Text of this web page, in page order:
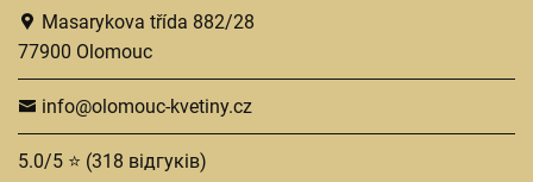
Masarykova třída 882/28
77900 Olomouc
info@olomouc-kvetiny.cz
5.0/5 ⭐ (318 відгуків)